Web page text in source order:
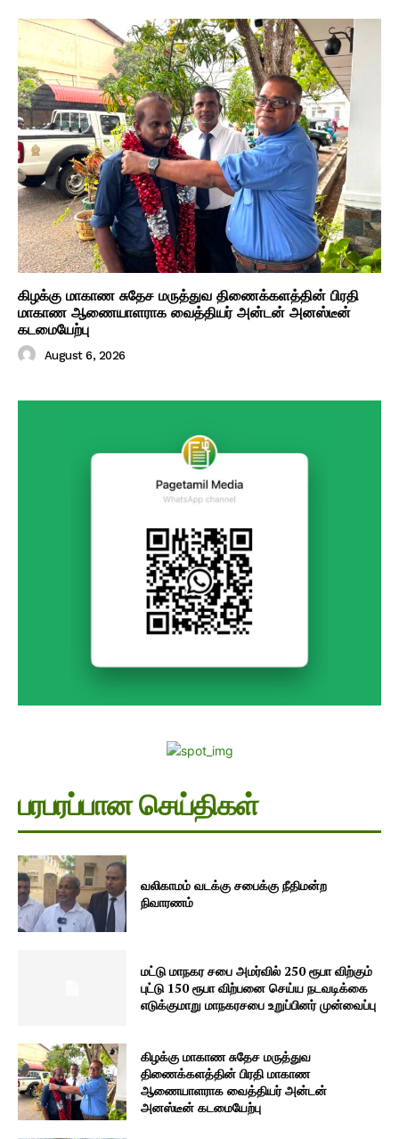
கிழக்கு மாகாண சுதேச மருத்துவ திணைக்களத்தின் பிரதி
மாகாண ஆணையாளராக வைத்தியர் அன்டன் அனஸ்டீன்
கடமையேற்பு
August 6, 2026
பரபரப்பான செய்திகள்
வலிகாமம் வடக்கு சபைக்கு நீதிமன்ற
நிவாரணம்
மட்டு மாநகர சபை அமர்வில் 250 ரூபா விற்கும்
புட்டு 150 ரூபா விற்பனை செய்ய நடவடிக்கை
எடுக்குமாறு மாநகரசபை உறுப்பினர் முன்வைப்பு
கிழக்கு மாகாண சுதேச மருத்துவ
திணைக்களத்தின் பிரதி மாகாண
ஆணையாளராக வைத்தியர் அன்டன்
அனஸ்டீன் கடமையேற்பு